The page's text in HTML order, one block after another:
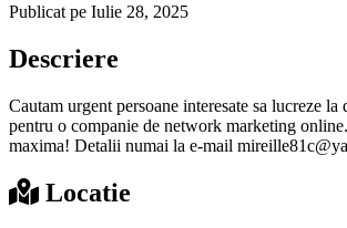
Publicat pe Iulie 28, 2025
Descriere
Cautam urgent persoane interesate sa lucreze
pentru o companie de network marketing
maxima! Detalii numai la e-mail
Locatie